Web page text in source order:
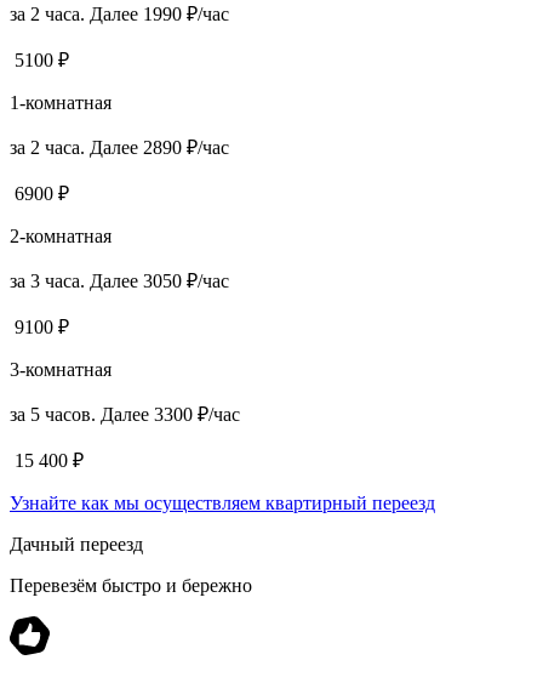
за 2 часа. Далее 1990 ₽/час
5100 ₽
1-комнатная
за 2 часа. Далее 2890 ₽/час
6900 ₽
2-комнатная
за 3 часа. Далее 3050 ₽/час
9100 ₽
3-комнатная
за 5 часов. Далее 3300 ₽/час
15 400 ₽
Узнайте как мы осуществляем квартирный переезд
Дачный переезд
Перевезём быстро и бережно